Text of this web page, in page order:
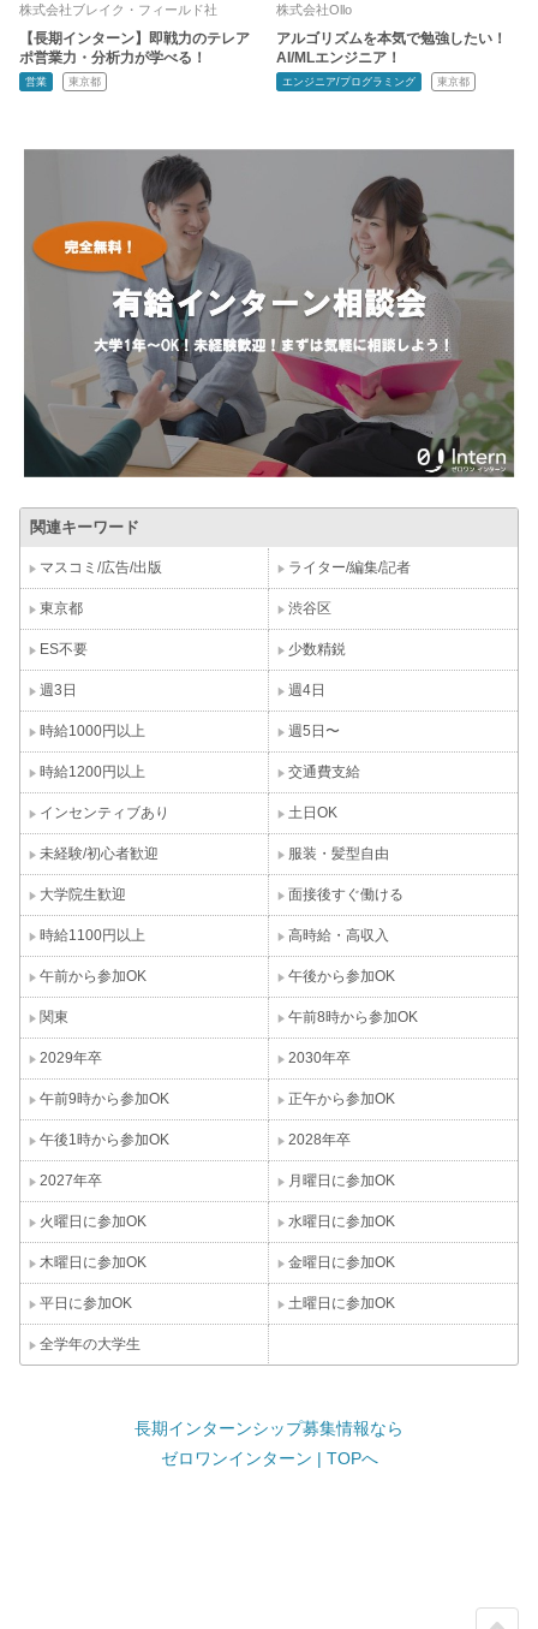
株式会社ブレイク・フィールド社
【長期インターン】即戦力のテレア
ポ営業力・分析力が学べる！
営業 東京都
株式会社Ollo
アルゴリズムを本気で勉強したい！
AI/MLエンジニア！
エンジニア/プログラミング 東京都
関連キーワード
マスコミ/広告/出版 ライター/編集/記者
東京都 渋谷区
ES不要 少数精鋭
週3日 週4日
時給1000円以上 週5日〜
時給1200円以上 交通費支給
インセンティブあり 土日OK
未経験/初心者歓迎 服装・髪型自由
大学院生歓迎 面接後すぐ働ける
時給1100円以上 高時給・高収入
午前から参加OK 午後から参加OK
関東 午前8時から参加OK
2029年卒 2030年卒
午前9時から参加OK 正午から参加OK
午後1時から参加OK 2028年卒
2027年卒 月曜日に参加OK
火曜日に参加OK 水曜日に参加OK
木曜日に参加OK 金曜日に参加OK
平日に参加OK 土曜日に参加OK
全学年の大学生
長期インターンシップ募集情報なら
ゼロワンインターン | TOPへ